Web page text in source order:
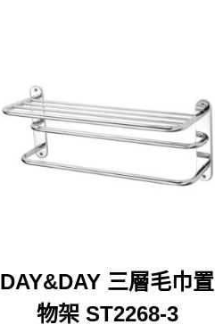
DAY&DAY 三層毛巾置
物架 ST2268-3